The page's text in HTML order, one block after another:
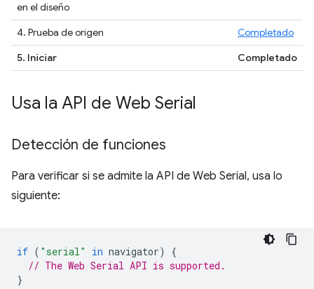
en el diseño
4. Prueba de origen
Completado
5. Iniciar
Completado
Usa la API de Web Serial
Detección de funciones
Para verificar si se admite la API de Web Serial, usa lo
siguiente:
if ( "serial" in navigator)
{
// The Web Serial API is supported.
}